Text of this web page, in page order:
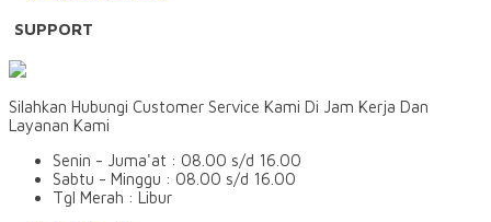
SUPPORT
Silahkan Hubungi Customer Service Kami Di Jam Kerja Dan
Layanan Kami
Senin - Juma'at : 08.00 s/d 16.00
Sabtu - Minggu : 08.00 s/d 16.00
Tgl Merah : Libur